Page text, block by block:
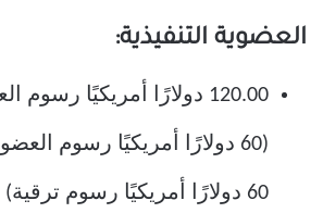
العضوية التنفيذية:
120.00 دولارًا أمريكيًا
(60 دولارًا أمريكيًا رسوم
60 دولارًا أمريكيًا رسوم ترقية) *